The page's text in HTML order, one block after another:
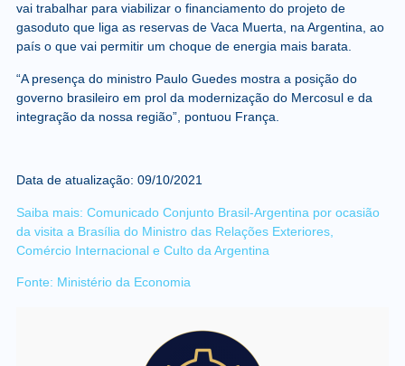
vai trabalhar para viabilizar o financiamento do projeto de
gasoduto que liga as reservas de Vaca Muerta, na Argentina, ao
país o que vai permitir um choque de energia mais barata.
“A presença do ministro Paulo Guedes mostra a posição do
governo brasileiro em prol da modernização do Mercosul e da
integração da nossa região”, pontuou França.
Data de atualização: 09/10/2021
Saiba mais: Comunicado Conjunto Brasil-Argentina por ocasião
da visita a Brasília do Ministro das Relações Exteriores,
Comércio Internacional e Culto da Argentina
Fonte: Ministério da Economia